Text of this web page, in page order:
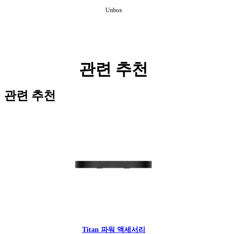
Unbox
관련 추천
관련 추천
Titan 파워 액세서리